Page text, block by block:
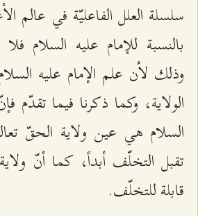
سلسلة العلل الفاعليّة في عالم
بالنسبة للإمام عليه السلام
وذلك لأن علم الإمام عليه
الولاية، وكما ذكرنا فيما تقدّم
السلام هي عين ولاية الحقّ
تقبل التخلّف أبداً، كما أنّ
قابلة للتخلّف.